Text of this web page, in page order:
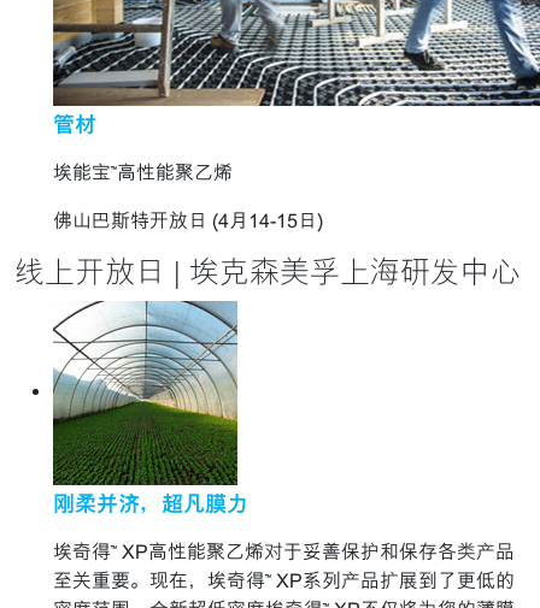
管材
埃能宝™高性能聚乙烯
佛山巴斯特开放日 (4月14-15日)
线上开放日 | 埃克森美孚上海研发中心
刚柔并济，超凡膜力
埃奇得™ XP高性能聚乙烯对于妥善保护和保存各类产品
至关重要。现在，埃奇得™ XP系列产品扩展到了更低的